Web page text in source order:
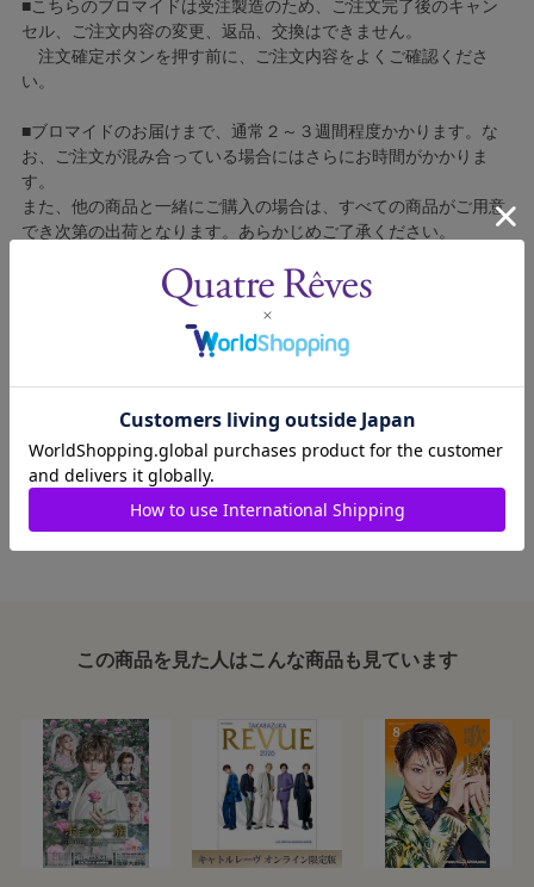
■こちらのブロマイドは受注製造のため、ご注文完了後のキャン
セル、ご注文内容の変更、返品、交換はできません。
注文確定ボタンを押す前に、ご注文内容をよくご確認くださ
い。
■ブロマイドのお届けまで、通常２～３週間程度かかります。な
お、ご注文が混み合っている場合にはさらにお時間がかかりま
す。
また、他の商品と一緒にご購入の場合は、すべての商品がご用意
でき次第の出荷となります。あらかじめご了承ください。
■コンビニ決済をご利用の場合はご入金確認後の製造となりま
■ブロマイドの個包装はしておりません。
で、お手数ですが弊社カスタマーセンターへご連絡ください。
1301415-005
この商品を見た人はこんな商品も見ています